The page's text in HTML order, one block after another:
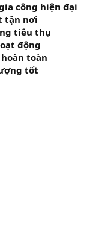
công hiện đại
tận nơi
tiêu thụ
động
toàn
tốt